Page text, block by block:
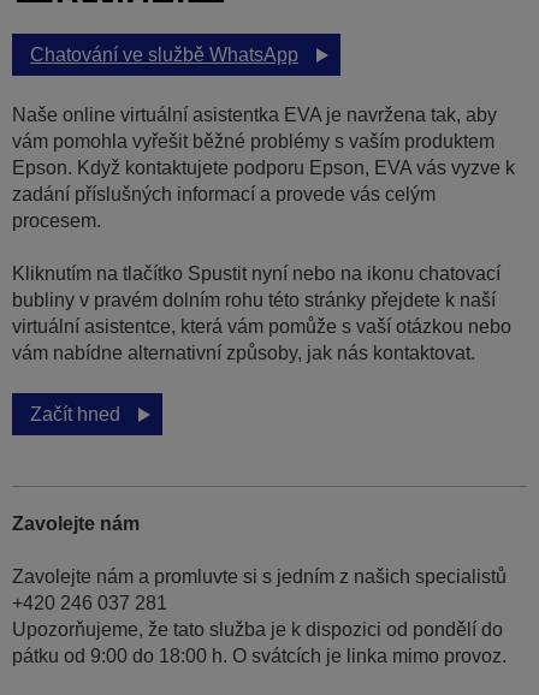
Chatování ve službě WhatsApp
Naše online virtuální asistentka EVA je navržena tak, aby
vám pomohla vyřešit běžné problémy s vaším produktem
Epson. Když kontaktujete podporu Epson, EVA vás vyzve k
zadání příslušných informací a provede vás celým
procesem.
Kliknutím na tlačítko Spustit nyní nebo na ikonu chatovací
bubliny v pravém dolním rohu této stránky přejdete k naší
virtuální asistentce, která vám pomůže s vaší otázkou nebo
vám nabídne alternativní způsoby, jak nás kontaktovat.
Začít hned
Zavolejte nám
Zavolejte nám a promluvte si s jedním z našich specialistů
+420 246 037 281
Upozorňujeme, že tato služba je k dispozici od pondělí do
pátku od 9:00 do 18:00 h. O svátcích je linka mimo provoz.